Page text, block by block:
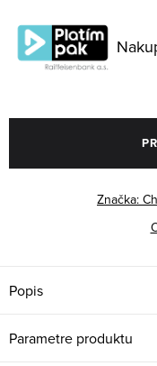
cena:
Značka:
Popis
Parametre produktu